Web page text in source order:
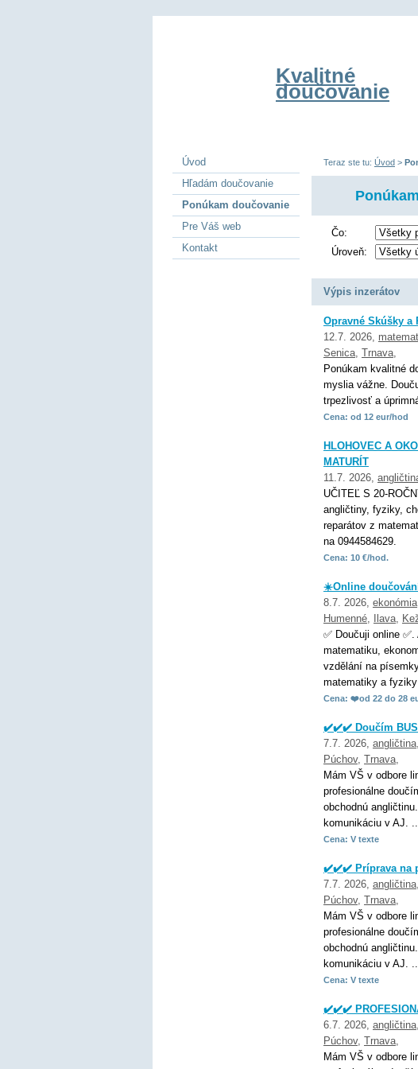
Kvalitné
doučovanie
Teraz ste tu: Úvod >
Čo:
Úroveň:
Výpis inzerátov
Opravné Skúšky a
12.7. 2026,
Senica, Trnava,
Ponúkam kvalitné
myslia vážne.
trpezlivosť a
Cena: od 12 eur/hod
HLOHOVEC A
MATURÍT
11.7. 2026,
UČITEĽ S 20-
angličtiny, fyziky,
reparátov z
na 0944584629.
Cena: 10 €/hod.
☀️Online
8.7. 2026, ekonómia
Humenné, Ilava,
✅ Doučuji online
matematiku,
vzdělání na
matematiky a
Cena: ❤️od 22 do 28
✔️✔️✔️ Doučím
7.7. 2026, angličtina,
Púchov, Trnava,
Mám VŠ v odbore
profesionálne
obchodnú
komunikáciu v AJ.
Cena: V texte
✔️✔️✔️ Príprava na
7.7. 2026, angličtina,
Púchov, Trnava,
Mám VŠ v odbore
profesionálne
obchodnú
komunikáciu v AJ.
Cena: V texte
✔️✔️✔️
6.7. 2026, angličtina,
Púchov, Trnava,
Mám VŠ v odbore
Úvod
Hľadám doučovanie
Ponúkam doučovanie
Pre Váš web
Kontakt